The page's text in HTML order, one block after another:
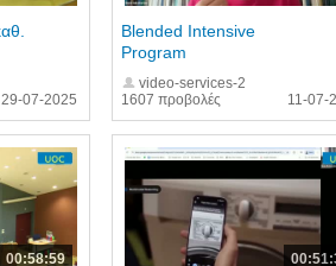
29-07-2025
1607 προβολές
Blended Intensive
Program
video-services-2
11-07-
00:58:59